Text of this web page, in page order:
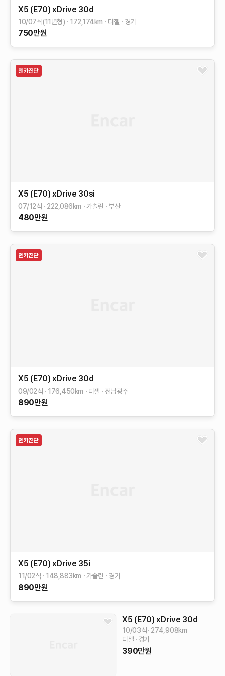
X5 (E70) xDrive 30d
10/07식(11년형) 172,174km 디젤 경기
750만원
X5 (E70) xDrive 30si
07/12식 222,086km 가솔린 부산
480만원
X5 (E70) xDrive 30d
09/02식 176,450km 디젤 전남광주
890만원
X5 (E70) xDrive 35i
11/02식 148,883km 가솔린 경기
890만원
X5 (E70) xDrive 30d
10/03식 274,908km
디젤
경기
390만원